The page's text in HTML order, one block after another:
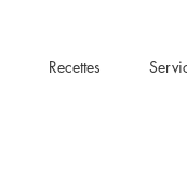
Recettes